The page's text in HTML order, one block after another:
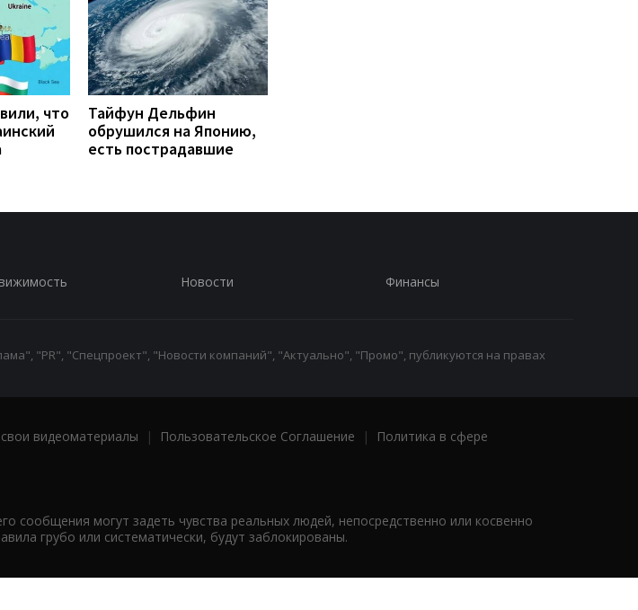
что
Тайфун Дельфин
обрушился на Японию,
есть пострадавшие
Новости Финансы
"PR", "Спецпроект", "Новости компаний", "Актуально", "Промо", публикуются на правах
видеоматериалы | Пользовательское Соглашение |
Политика в сфере
могут задеть чувства реальных людей, непосредственно или косвенно
грубо или систематически, будут заблокированы.